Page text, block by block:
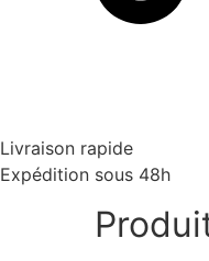
Livraison rapide
Expédition sous 48h